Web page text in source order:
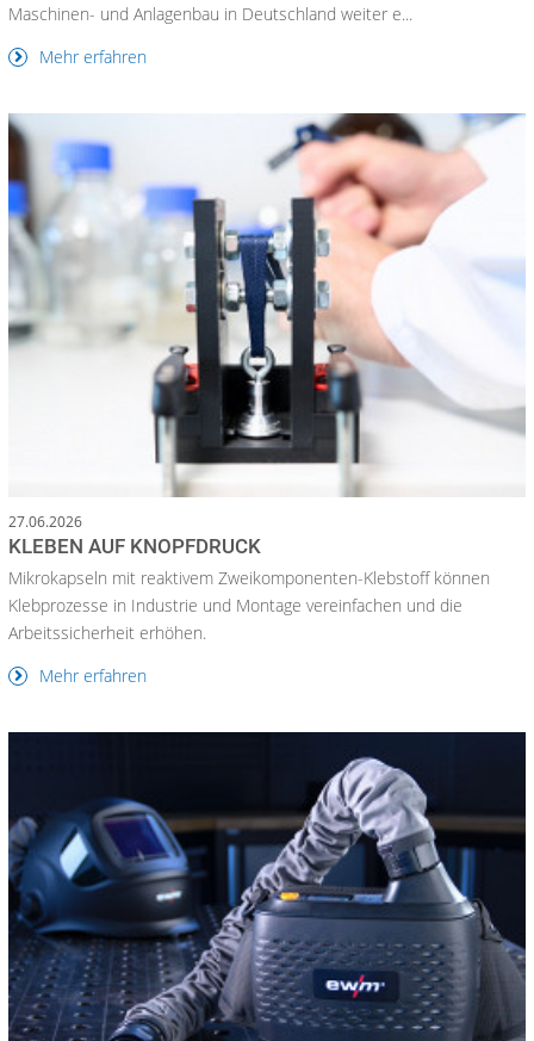
Maschinen- und Anlagenbau in Deutschland weiter e...
Mehr erfahren
27.06.2026
KLEBEN AUF KNOPFDRUCK
Mikrokapseln mit reaktivem Zweikomponenten-Klebstoff können
Klebprozesse in Industrie und Montage vereinfachen und die
Arbeitssicherheit erhöhen.
Mehr erfahren